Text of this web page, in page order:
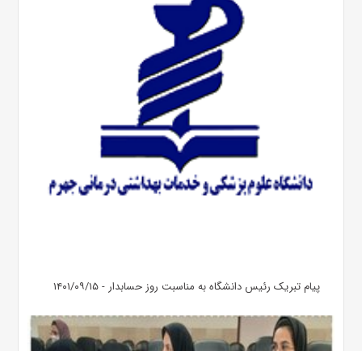
پیام تبریک رئیس دانشگاه به مناسبت روز حسابدار - ۱۴۰۱/۰۹/۱۵